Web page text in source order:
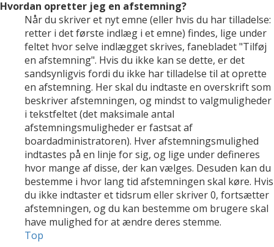
Hvordan opretter jeg en afstemning?
Når du skriver et nyt emne (eller hvis du har tilladelse:
retter i det første indlæg i et emne) findes, lige under
feltet hvor selve indlægget skrives, fanebladet "Tilføj
en afstemning". Hvis du ikke kan se dette, er det
sandsynligvis fordi du ikke har tilladelse til at oprette
en afstemning. Her skal du indtaste en overskrift som
beskriver afstemningen, og mindst to valgmuligheder
i tekstfeltet (det maksimale antal
afstemningsmuligheder er fastsat af
boardadministratoren). Hver afstemningsmulighed
indtastes på en linje for sig, og lige under defineres
hvor mange af disse, der kan vælges. Desuden kan du
bestemme i hvor lang tid afstemningen skal køre. Hvis
du ikke indtaster et tidsrum eller skriver 0, fortsætter
afstemningen, og du kan bestemme om brugere skal
have mulighed for at ændre deres stemme.
Top